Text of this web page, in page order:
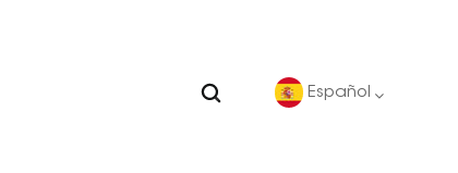
Español